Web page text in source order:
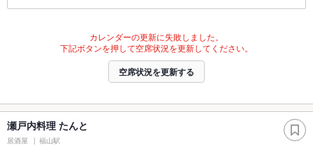
カレンダーの更新に失敗しました。
下記ボタンを押して空席状況を更新してください。
空席状況を更新する
瀬戸内料理 たんと
居酒屋 福山駅